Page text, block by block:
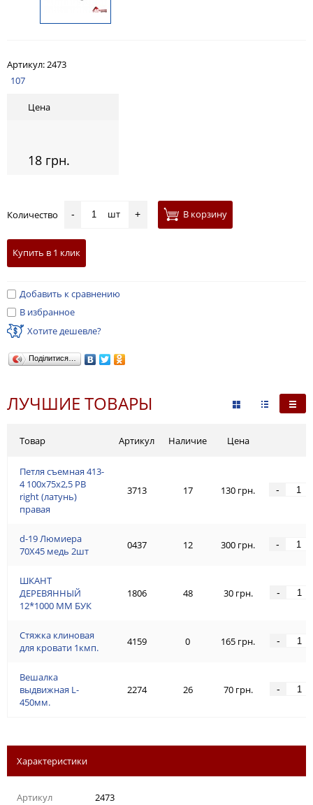
Артикул:2473
107
Цена
18 грн.
Количество - шт + В корзину
Купить в 1 клик
Добавить к сравнению
В избранное
Хотите дешевле?
Поділитися…
ЛУЧШИЕ ТОВАРЫ
Товар
Петля съемная 413-
4 100x75x2,5 PB
right (латунь)
правая
d-19 Люмиeра
70Х45 медь 2шт
ШКАНТ
ДЕРЕВЯННЫЙ
12*1000 ММ БУК
Стяжка клиновая
для кровати 1кмп.
Вешалка
выдвижная L-
450мм.
Артикул Наличие Цена
3713 17 130 грн. -
0437 12 300 грн. -
1806 48 30 грн. -
4159 0 165 грн. -
2274 26 70 грн. -
Характеристики
Артикул
2473